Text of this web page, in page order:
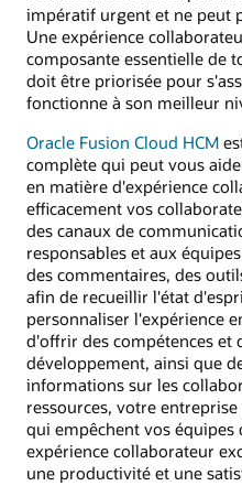
impératif urgent et ne peut
Une expérience
composante essentielle de
doit être priorisée pour
fonctionne à son meilleur
Oracle Fusion Cloud HCM
complète qui peut vous
en matière d'expérience
efficacement vos
des canaux de
responsables et aux
des commentaires, des
afin de recueillir l'état
personnaliser l'expérience
d'offrir des compétences et
développement, ainsi que
informations sur les
ressources, votre
qui empêchent vos équipes
expérience collaborateur
une productivité et une